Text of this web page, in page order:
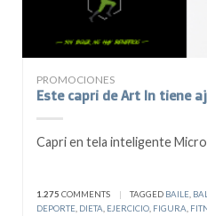
PROMOCIONES
Este capri de Art In tiene
Capri en tela inteligente
1.275 COMMENTS | TAGGED BAILE
DEPORTE DIETA EJERCICIO FIGURA